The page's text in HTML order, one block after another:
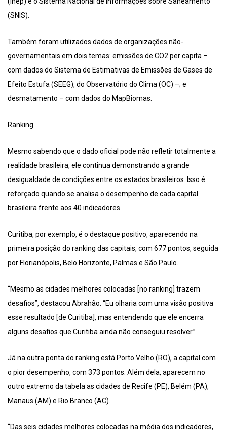
(SNIS).
Também foram utilizados dados de organizações não-
governamentais em dois temas: emissões de CO2 per capita –
com dados do Sistema de Estimativas de Emissões de Gases de
Efeito Estufa (SEEG), do Observatório do Clima (OC) –; e
desmatamento – com dados do MapBiomas.
Ranking
Mesmo sabendo que o dado oficial pode não refletir totalmente a
realidade brasileira, ele continua demonstrando a grande
desigualdade de condições entre os estados brasileiros. Isso é
reforçado quando se analisa o desempenho de cada capital
brasileira frente aos 40 indicadores.
Curitiba, por exemplo, é o destaque positivo, aparecendo na
primeira posição do ranking das capitais, com 677 pontos, seguida
por Florianópolis, Belo Horizonte, Palmas e São Paulo.
“Mesmo as cidades melhores colocadas [no ranking] trazem
desafios”, destacou Abrahão. “Eu olharia com uma visão positiva
esse resultado [de Curitiba], mas entendendo que ele encerra
alguns desafios que Curitiba ainda não conseguiu resolver.”
Já na outra ponta do ranking está Porto Velho (RO), a capital com
o pior desempenho, com 373 pontos. Além dela, aparecem no
outro extremo da tabela as cidades de Recife (PE), Belém (PA),
Manaus (AM) e Rio Branco (AC).
“Das seis cidades melhores colocadas na média dos indicadores,